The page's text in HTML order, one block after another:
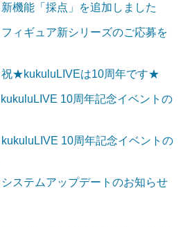
新機能「採点」を追加しました
フィギュア新シリーズのご応募を
祝★kukuluLIVEは10周年です★
kukuluLIVE 10周年記念イベントの
kukuluLIVE 10周年記念イベントの
システムアップデートのお知らせ